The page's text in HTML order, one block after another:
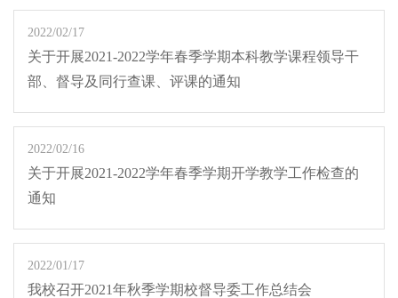
2022/02/17
关于开展2021-2022学年春季学期本科教学课程领导干
部、督导及同行查课、评课的通知
2022/02/16
关于开展2021-2022学年春季学期开学教学工作检查的
通知
2022/01/17
我校召开2021年秋季学期校督导委工作总结会